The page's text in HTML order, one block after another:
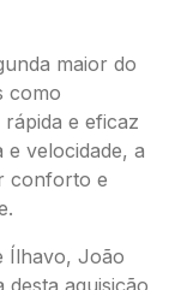
maior do
como
e eficaz
e velocidade, a
conforto e
Ílhavo, João
aquisição